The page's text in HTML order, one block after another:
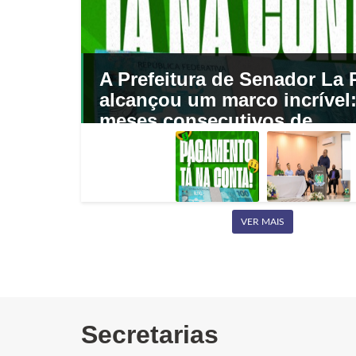
A Prefeitura de Senador La
alcançou um marco
meses consecutivos de
pagamentos de salários em
VER MAIS
Secretarias